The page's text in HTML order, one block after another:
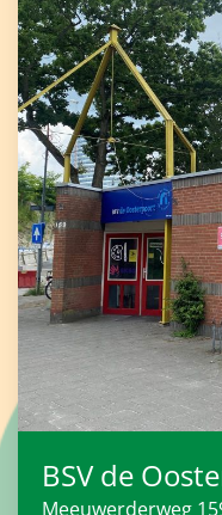
BSV de
Meeuwerderweg